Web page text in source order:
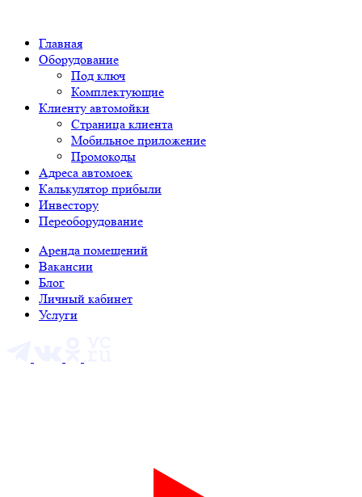
Главная
Оборудование
Под ключ
Комплектующие
Клиенту автомойки
Страница клиента
Мобильное приложение
Промокоды
Адреса автомоек
Калькулятор прибыли
Инвестору
Переоборудование
Аренда помещений
Вакансии
Блог
Личный кабинет
Услуги